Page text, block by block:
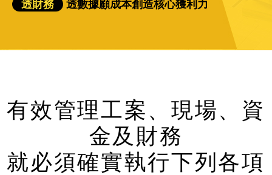
透財務
透數據顧成本創造核心獲利力
有效管理工案、現場、資
金及財務
就必須確實執行下列各項